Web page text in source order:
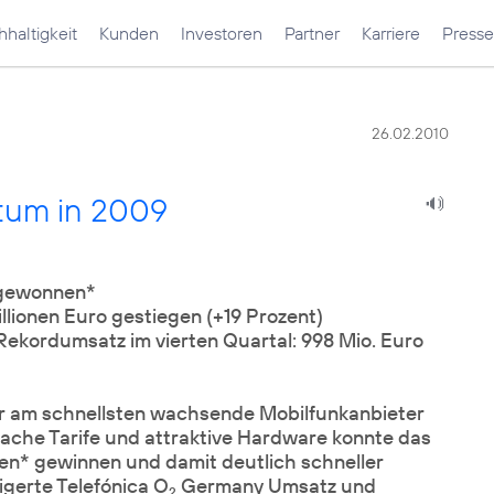
Kunden Investoren Partner Karriere Presse
26.02.2010
in 2009
Euro gestiegen (+19 Prozent)
im vierten Quartal: 998 Mio. Euro
schnellsten wachsende Mobilfunkanbieter
Tarife und attraktive Hardware konnte das
gewinnen und damit deutlich schneller
Telefónica O Germany Umsatz und